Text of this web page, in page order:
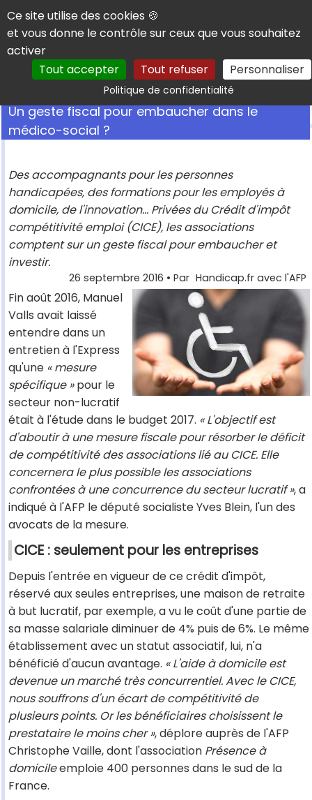
Panneau de gestion des cookies
Ce site utilise des cookies 🍪
et vous donne le contrôle sur ceux que vous souhaitez
activer
Tout accepter
Tout refuser Personnaliser
Politique de confidentialitéRechercher
Un geste fiscal pour embaucher dans le
médico-social ?
Des accompagnants pour les personnes
handicapées, des formations pour les employés à
domicile, de l'innovation... Privées du Crédit d'impôt
compétitivité emploi (CICE), les associations
comptent sur un geste fiscal pour embaucher et
investir.
26 septembre 2016 • Par Handicap.fr avec l'AFP
Fin août 2016, Manuel
Valls avait laissé
entendre dans un
entretien à l'Express
qu'une « mesure
spécifique »pour le
secteur non-lucratif
était à l'étude dans le budget 2017. « L'objectif est
d'aboutir à une mesure fiscale pour résorber le déficit
de compétitivité des associations lié au CICE. Elle
concernera le plus possible les associations
confrontées à une concurrence du secteur lucratif », a
indiqué à l'AFP le député socialiste Yves Blein, l'un des
avocats de la mesure.
CICE : seulement pour les entreprises
Depuis l'entrée en vigueur de ce crédit d'impôt,
réservé aux seules entreprises, une maison de retraite
à but lucratif, par exemple, a vu le coût d'une partie de
sa masse salariale diminuer de 4% puis de 6%. Le même
établissement avec un statut associatif, lui, n'a
bénéficié d'aucun avantage. « L'aide à domicile est
devenue un marché très concurrentiel. Avec le CICE,
nous souffrons d'un écart de compétitivité de
plusieurs points. Or les bénéficiaires choisissent le
prestataire le moins cher », déplore auprès de l'AFP
Christophe Vaille, dont l'association Présence à
domicileemploie 400 personnes dans le sud de la
France.